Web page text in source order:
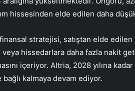
hissesinden elde edilen daha
stratejisi, satıştan elde
veya hissedarlara daha fazla nakit
içeriyor. Altria, 2028 yılına
kalmaya devam ediyor.